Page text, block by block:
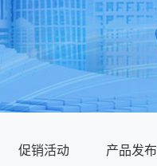
促销活动 产品发布